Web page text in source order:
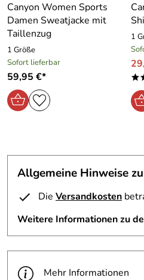
Canyon Women Sports
Damen Sweatjacke mit
Taillenzug
1 Größe
Sofort lieferbar
59,95 €*
1
Allgemeine Hinweise
Die Versandkosten
Weitere Informationen zu
Mehr Informationen